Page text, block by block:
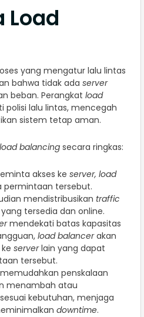
Load
yang mengatur lalu lintas
bahwa tidak ada server
beban. Perangkat load
polisi lalu lintas, mencegah
sistem tetap aman.
load balancing secara ringkas:
akses ke server, load
permintaan tersebut.
mendistribusikan traffic
tersedia dan online.
mendekati batas kapasitas
load balancerakan
ke serverlain yang dapat
tersebut.
penskalaan
menambah atau
kebutuhan, menjaga
downtime.